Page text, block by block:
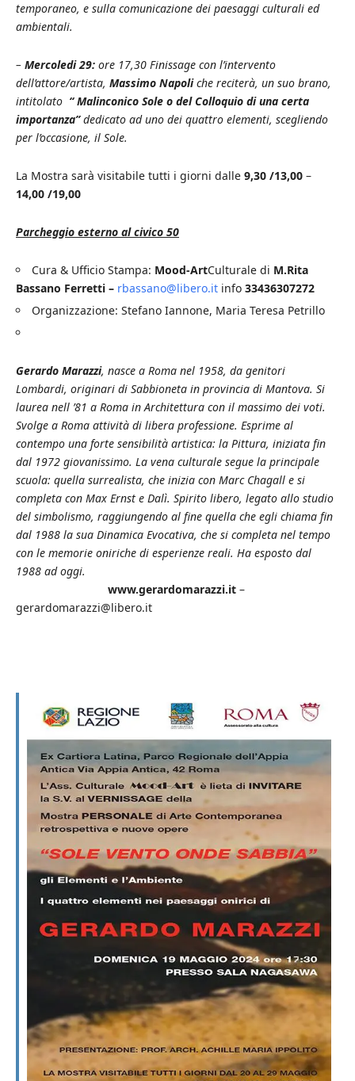
temporaneo, e sulla comunicazione dei paesaggi culturali ed
ambientali.
– Mercoledi 29: ore 17,30 Finissage con l’intervento
dell’attore/artista, Massimo Napoliche reciterà, un suo brano,
intitolato “ Malinconico Sole o del Colloquio di una certa
importanza”dedicato ad uno dei quattro elementi, scegliendo
per l’occasione, il Sole.
La Mostra sarà visitabile tutti i giorni dalle 9,30 /13,00 –
14,00 /19,00
Parcheggio esterno al civico 50
Cura & Ufficio Stampa: Mood-ArtCulturale di M.Rita
Bassano Ferretti – rbassano@libero.it info 33436307272
Organizzazione: Stefano Iannone, Maria Teresa Petrillo
Gerardo Marazzi, nasce a Roma nel 1958, da genitori
Lombardi, originari di Sabbioneta in provincia di Mantova. Si
laurea nell ’81 a Roma in Architettura con il massimo dei voti.
Svolge a Roma attività di libera professione. Esprime al
contempo una forte sensibilità artistica: la Pittura, iniziata fin
dal 1972 giovanissimo. La vena culturale segue la principale
scuola: quella surrealista, che inizia con Marc Chagall e si
completa con Max Ernst e Dalì. Spirito libero, legato allo studio
del simbolismo, raggiungendo al fine quella che egli chiama fin
dal 1988 la sua Dinamica Evocativa, che si completa nel tempo
con le memorie oniriche di esperienze reali. Ha esposto dal
1988 ad oggi.
www.gerardomarazzi.it –
gerardomarazzi@libero.it